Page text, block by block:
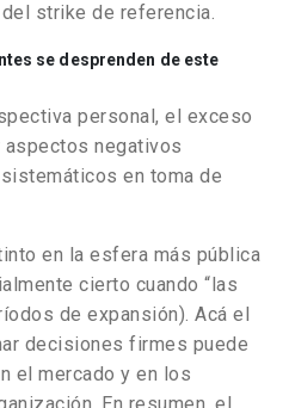
strike de referencia.
se desprenden de este
personal, el exceso
negativos
en toma de
en la esfera más pública
cierto cuando “las
de expansión). Acá el
decisiones firmes puede
el mercado y en los